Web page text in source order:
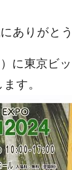
ありがと
に東京ビ
す。